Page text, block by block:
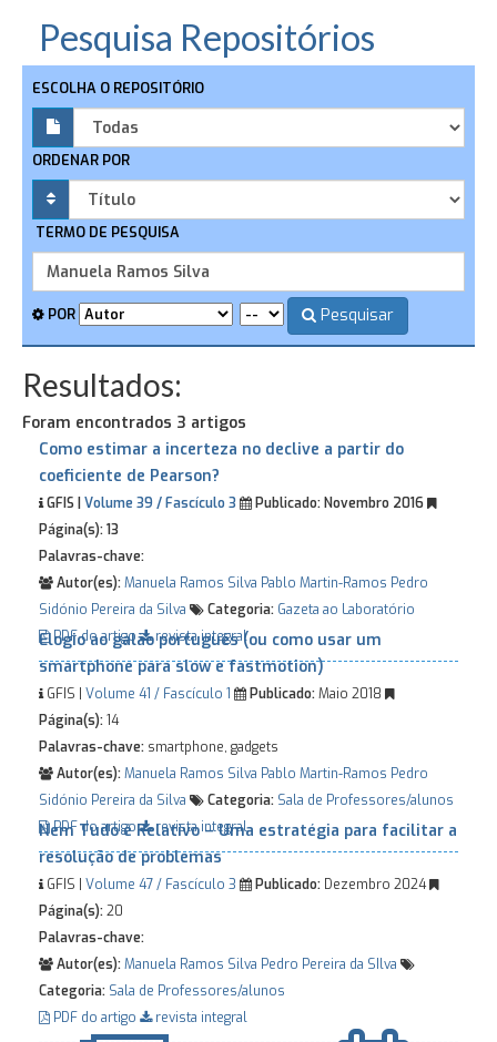
Pesquisa Repositórios
ESCOLHA O REPOSITÓRIO
ORDENAR POR
TERMO DE PESQUISA
POR Pesquisar
Resultados:
Foram encontrados 3 artigos
Como estimar a incerteza no declive a partir do
coeficiente de Pearson?
GFIS | Volume 39 / Fascículo 3 Publicado: Novembro 2016
Página(s):13
Palavras-chave:
Autor(es):Manuela Ramos Silva Pablo Martin-Ramos Pedro
Sidónio Pereira da Silva
Categoria: Gazeta ao Laboratório
PDF do artigo
revista integral
Elogio ao galão português (ou como usar um
smartphone para slow e fastmotion)
GFIS | Volume 41 / Fascículo 1 Publicado:Maio 2018
Página(s):14
Palavras-chave: smartphone, gadgets
Autor(es):Manuela Ramos Silva Pablo Martin-Ramos Pedro
Sidónio Pereira da Silva
Categoria: Sala de Professores/alunos
PDF do artigo
revista integral
Nem Tudo é Relativo – Uma estratégia para facilitar a
resolução de problemas
GFIS | Volume 47 / Fascículo 3 Publicado: Dezembro 2024
Página(s):20
Palavras-chave:
Autor(es):Manuela Ramos Silva Pedro Pereira da SIlva
Categoria: Sala de Professores/alunos
PDF do artigo
revista integral